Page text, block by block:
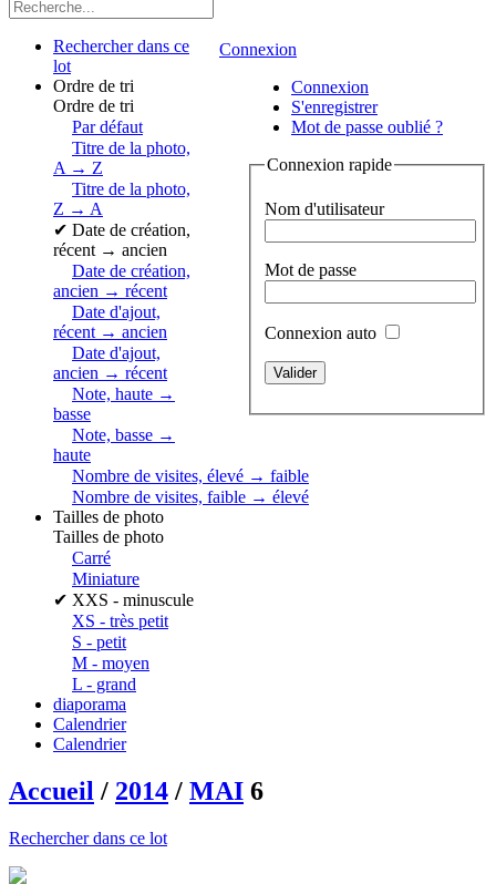
Connexion
Connexion
S'enregistrer
Mot de passe oublié ?
Connexion rapide
Nom d'utilisateur
Mot de passe
Connexion auto
Rechercher dans ce
lot
Ordre de tri
Ordre de tri
Par défaut
Titre de la photo,
A → Z
Titre de la photo,
Z → A
✔ Date de création,
récent → ancien
Date de création,
ancien → récent
Date d'ajout,
récent → ancien
Date d'ajout,
ancien → récent
Note, haute →
basse
Note, basse →
haute
Nombre de visites, élevé → faible
Nombre de visites, faible → élevé
Tailles de photo
Tailles de photo
Carré
Miniature
✔ XXS - minuscule
XS - très petit
S - petit
M - moyen
L - grand
diaporama
Calendrier
Calendrier
Accueil / 2014 / MAI 6
Rechercher dans ce lot